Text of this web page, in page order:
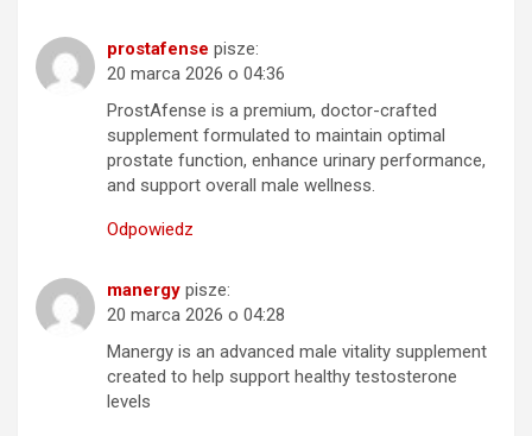
prostafense pisze:
20 marca 2026 o 04:36
ProstAfense is a premium, doctor-crafted
supplement formulated to maintain optimal
prostate function, enhance urinary performance,
and support overall male wellness.
Odpowiedz
manergy pisze:
20 marca 2026 o 04:28
Manergy is an advanced male vitality supplement
created to help support healthy testosterone
levels